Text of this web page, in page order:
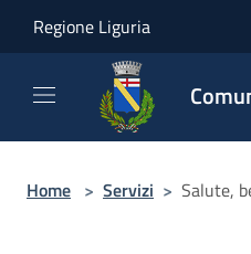
Regione Liguria
Home > Servizi > Salute,